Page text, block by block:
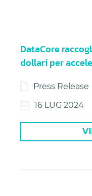
DataCore
dollari per
Press Release
16 LUG 2024